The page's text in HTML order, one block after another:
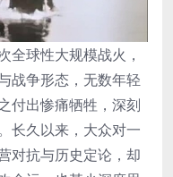
全球性大规模战火，
战争形态，无数年轻
付出惨痛牺牲，深刻
长久以来，大众对一
对抗与历史定论，却